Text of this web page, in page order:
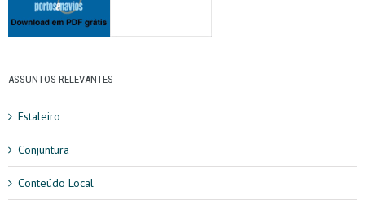
ASSUNTOS RELEVANTES
Estaleiro
Conjuntura
Conteúdo Local